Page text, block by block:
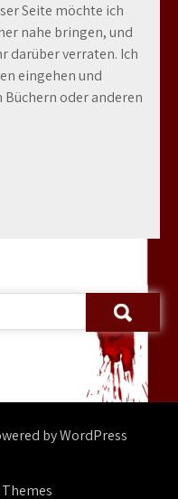
Seite möchte ich
nahe bringen, und
darüber verraten. Ich
eingehen und
oder anderen
by WordPress